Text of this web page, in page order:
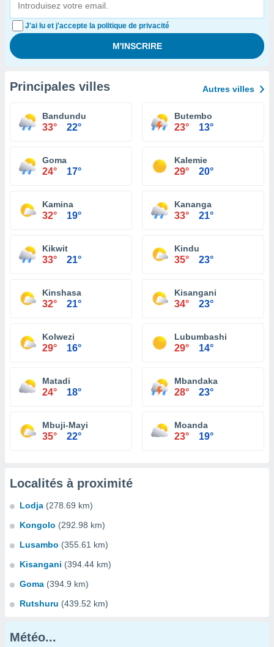
J'ai lu et j'accepte la politique de privacité
Principales villes Autres villes
Bandundu
33° 22°
Butembo
23° 13°
Goma
24° 17°
Kalemie
29° 20°
Kamina
32° 19°
Kananga
33° 21°
Kikwit
33° 21°
Kindu
35° 23°
Kinshasa
32° 21°
Kisangani
34° 23°
Kolwezi
29° 16°
Lubumbashi
29° 14°
Matadi
24° 18°
Mbandaka
28° 23°
Mbuji-Mayi
35° 22°
Moanda
23° 19°
Localités à proximité
Lodja (278.69 km)
Kongolo (292.98 km)
Lusambo (355.61 km)
Kisangani (394.44 km)
Goma (394.9 km)
Rutshuru (439.52 km)
Météo...